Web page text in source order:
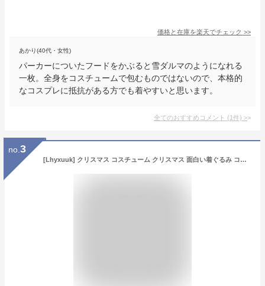
価格と在庫を楽天でチェック >>
あかり(40代・女性)
パーカーについたフードをかぶると雪ダルマのようになれる
一枚。全身をコスチュームで包むものではないので、本格的
なコスプレに抵抗がある方でも着やすいと思います。
全てのおすすめコメント (1件) >
no. 3
[Lhyxuuk] クリスマス コスチューム クリスマス 面白い着ぐるみ コスプレ 衣装 送風機付き インフレータブル 服 膨らむ着ぐるみ クリスマス衣装 クリスマス パーティー用品 余興用 大人用 フリーサイズ 面白い仮装 年始年末イベント プレゼント (トナカイ)